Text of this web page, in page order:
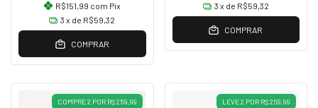
R$151,99 com Pix
3 x de R$59,32
COMPRAR
3 x de R$59,32
COMPRAR
COMPRE 2 POR R$ 259,99 LEVE 2 POR R$ 259,99